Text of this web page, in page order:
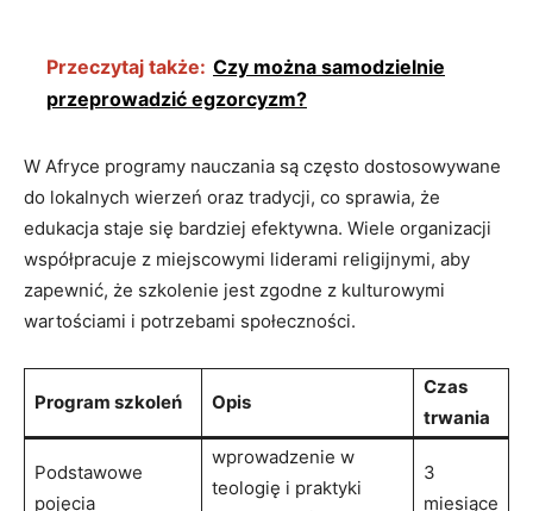
Przeczytaj także: Czy można samodzielnie
przeprowadzić egzorcyzm?
W Afryce programy nauczania są często dostosowywane
do lokalnych wierzeń oraz tradycji, ‌co sprawia, że
edukacja staje się bardziej efektywna. Wiele organizacji
współpracuje z miejscowymi liderami religijnymi,‍ aby​
zapewnić, że szkolenie jest zgodne z kulturowymi ​
wartościami i potrzebami społeczności.
Program szkoleń Opis
Czas
trwania
Podstawowe
pojęcia
wprowadzenie​ w
teologię i praktyki
3
miesiące